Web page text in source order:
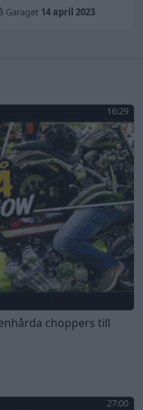
Garaget 14 april 2023
16:29
choppers till
27:00